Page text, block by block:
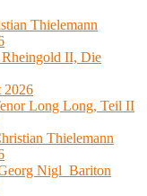
Thielemann
Rheingold II, Die
2026
Long Long, Teil II
Thielemann
Nigl Bariton